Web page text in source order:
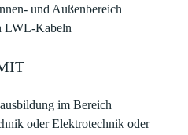
und Außenbereich
LWL-Kabeln
im Bereich
oder Elektrotechnik oder